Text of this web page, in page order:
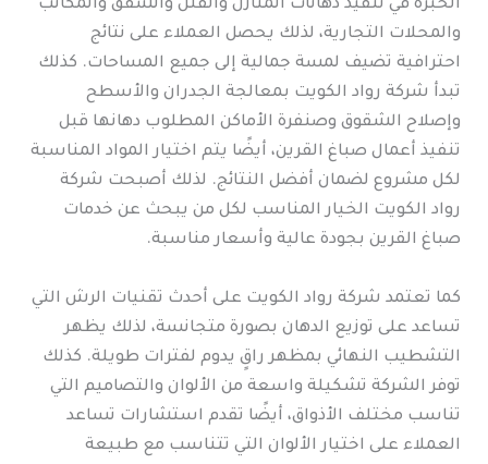
الخبرة في تنفيذ دهانات المنازل والفلل والشقق والمكاتب
والمحلات التجارية، لذلك يحصل العملاء على نتائج
احترافية تضيف لمسة جمالية إلى جميع المساحات. كذلك
تبدأ شركة رواد الكويت بمعالجة الجدران والأسطح
وإصلاح الشقوق وصنفرة الأماكن المطلوب دهانها قبل
تنفيذ أعمال صباغ القرين، أيضًا يتم اختيار المواد المناسبة
لكل مشروع لضمان أفضل النتائج. لذلك أصبحت شركة
رواد الكويت الخيار المناسب لكل من يبحث عن خدمات
صباغ القرين بجودة عالية وأسعار مناسبة.
كما تعتمد شركة رواد الكويت على أحدث تقنيات الرش التي
تساعد على توزيع الدهان بصورة متجانسة، لذلك يظهر
التشطيب النهائي بمظهر راقٍ يدوم لفترات طويلة. كذلك
توفر الشركة تشكيلة واسعة من الألوان والتصاميم التي
تناسب مختلف الأذواق، أيضًا تقدم استشارات تساعد
العملاء على اختيار الألوان التي تتناسب مع طبيعة